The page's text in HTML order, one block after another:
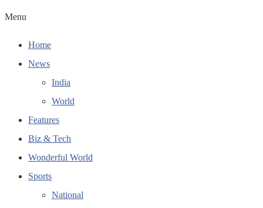
Menu
Home
News
India
World
Features
Biz & Tech
Wonderful World
Sports
National